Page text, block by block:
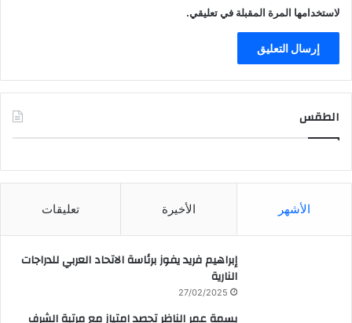
لاستخدامها المرة المقبلة في تعليقي.
الطقس
الأشهر الأخيرة تعليقات
إبراهيم فريد يفوز برئاسة الاتحاد العربي للدراجات
النارية
27/02/2025